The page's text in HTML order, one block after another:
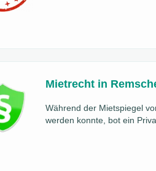
Mietrecht in
Während der Mietspiegel
werden konnte, bot ein